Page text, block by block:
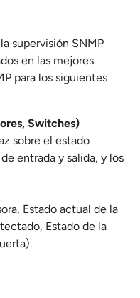
supervisión SNMP
en las mejores
para los siguientes
Switches)
sobre el estado
entrada y salida, y los
Estado actual de la
Estado de la